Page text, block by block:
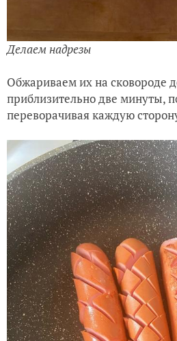
Делаем надрезы
Обжариваем их на сковороде
приблизительно две минуты,
переворачивая каждую